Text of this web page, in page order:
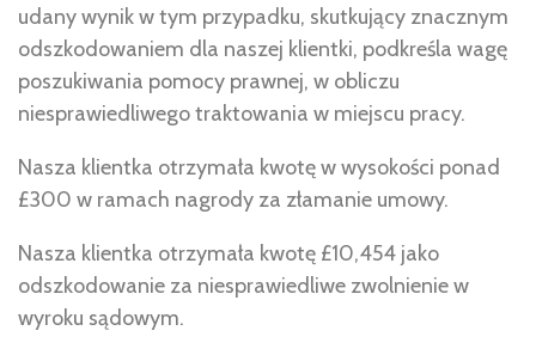
udany wynik w tym przypadku, skutkujący znacznym
odszkodowaniem dla naszej klientki, podkreśla wagę
poszukiwania pomocy prawnej, w obliczu
niesprawiedliwego traktowania w miejscu pracy.
Nasza klientka otrzymała kwotę w wysokości ponad
£300 w ramach nagrody za złamanie umowy.
Nasza klientka otrzymała kwotę £10,454 jako
odszkodowanie za niesprawiedliwe zwolnienie w
wyroku sądowym.